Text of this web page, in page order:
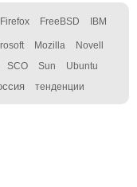
Firefox FreeBSD IBM
Mozilla Novell
SCO Sun Ubuntu
тенденции